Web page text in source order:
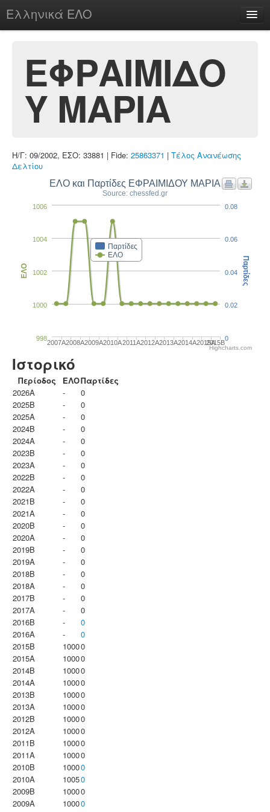
Ελληνικά ΕΛΟ
chesstu.be @ discord
ΕΦΡΑΙΜΙΔΟ
Υ ΜΑΡΙΑ
Η/Γ: 09/2002, ΕΣΟ: 33881 | Fide: 25863371 | Τέλος Ανανέωσης
Δελτίου
ΕΛΟ και Παρτίδες ΕΦΡΑΙΜΙΔΟΥ ΜΑΡΙΑ
Source: chessfed.gr
Παρτίδες
ΕΛΟ
2007A2008A2009A2010A2011A2012A2013A2014A2015A2015B
1000
1002
1004
1006
998
ΕΛΟ
0
0.02
0.04
0.06
0.08
Παρτίδες
Highcharts.com
Ιστορικό
Περίοδος ΕΛΟΠαρτίδες
2026A
-
0
2025B
-
0
2025A
-
0
2024B
-
0
2024A
-
0
2023B
-
0
2023Α
-
0
2022B
-
0
2022A
-
0
2021B
-
0
2021A
-
0
2020B
-
0
2020A
-
0
2019B
-
0
2019A
-
0
2018B
-
0
2018A
-
0
2017B
-
0
2017A
-
0
2016B
-
0
2016A
-
0
2015B
10000
2015A
10000
2014B
10000
2014A
10000
2013B
10000
2013A
10000
2012B
10000
2012A
10000
2011B
10000
2011A
10000
2010B
10000
2010A
10050
2009B
10000
2009A
10000